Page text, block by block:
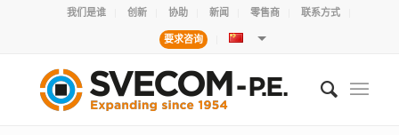
我们是谁 创新 协助 新闻 零售商 联系方式
要求咨询